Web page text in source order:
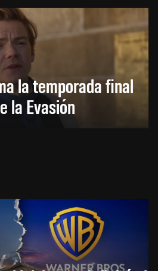
la temporada final
la Evasión